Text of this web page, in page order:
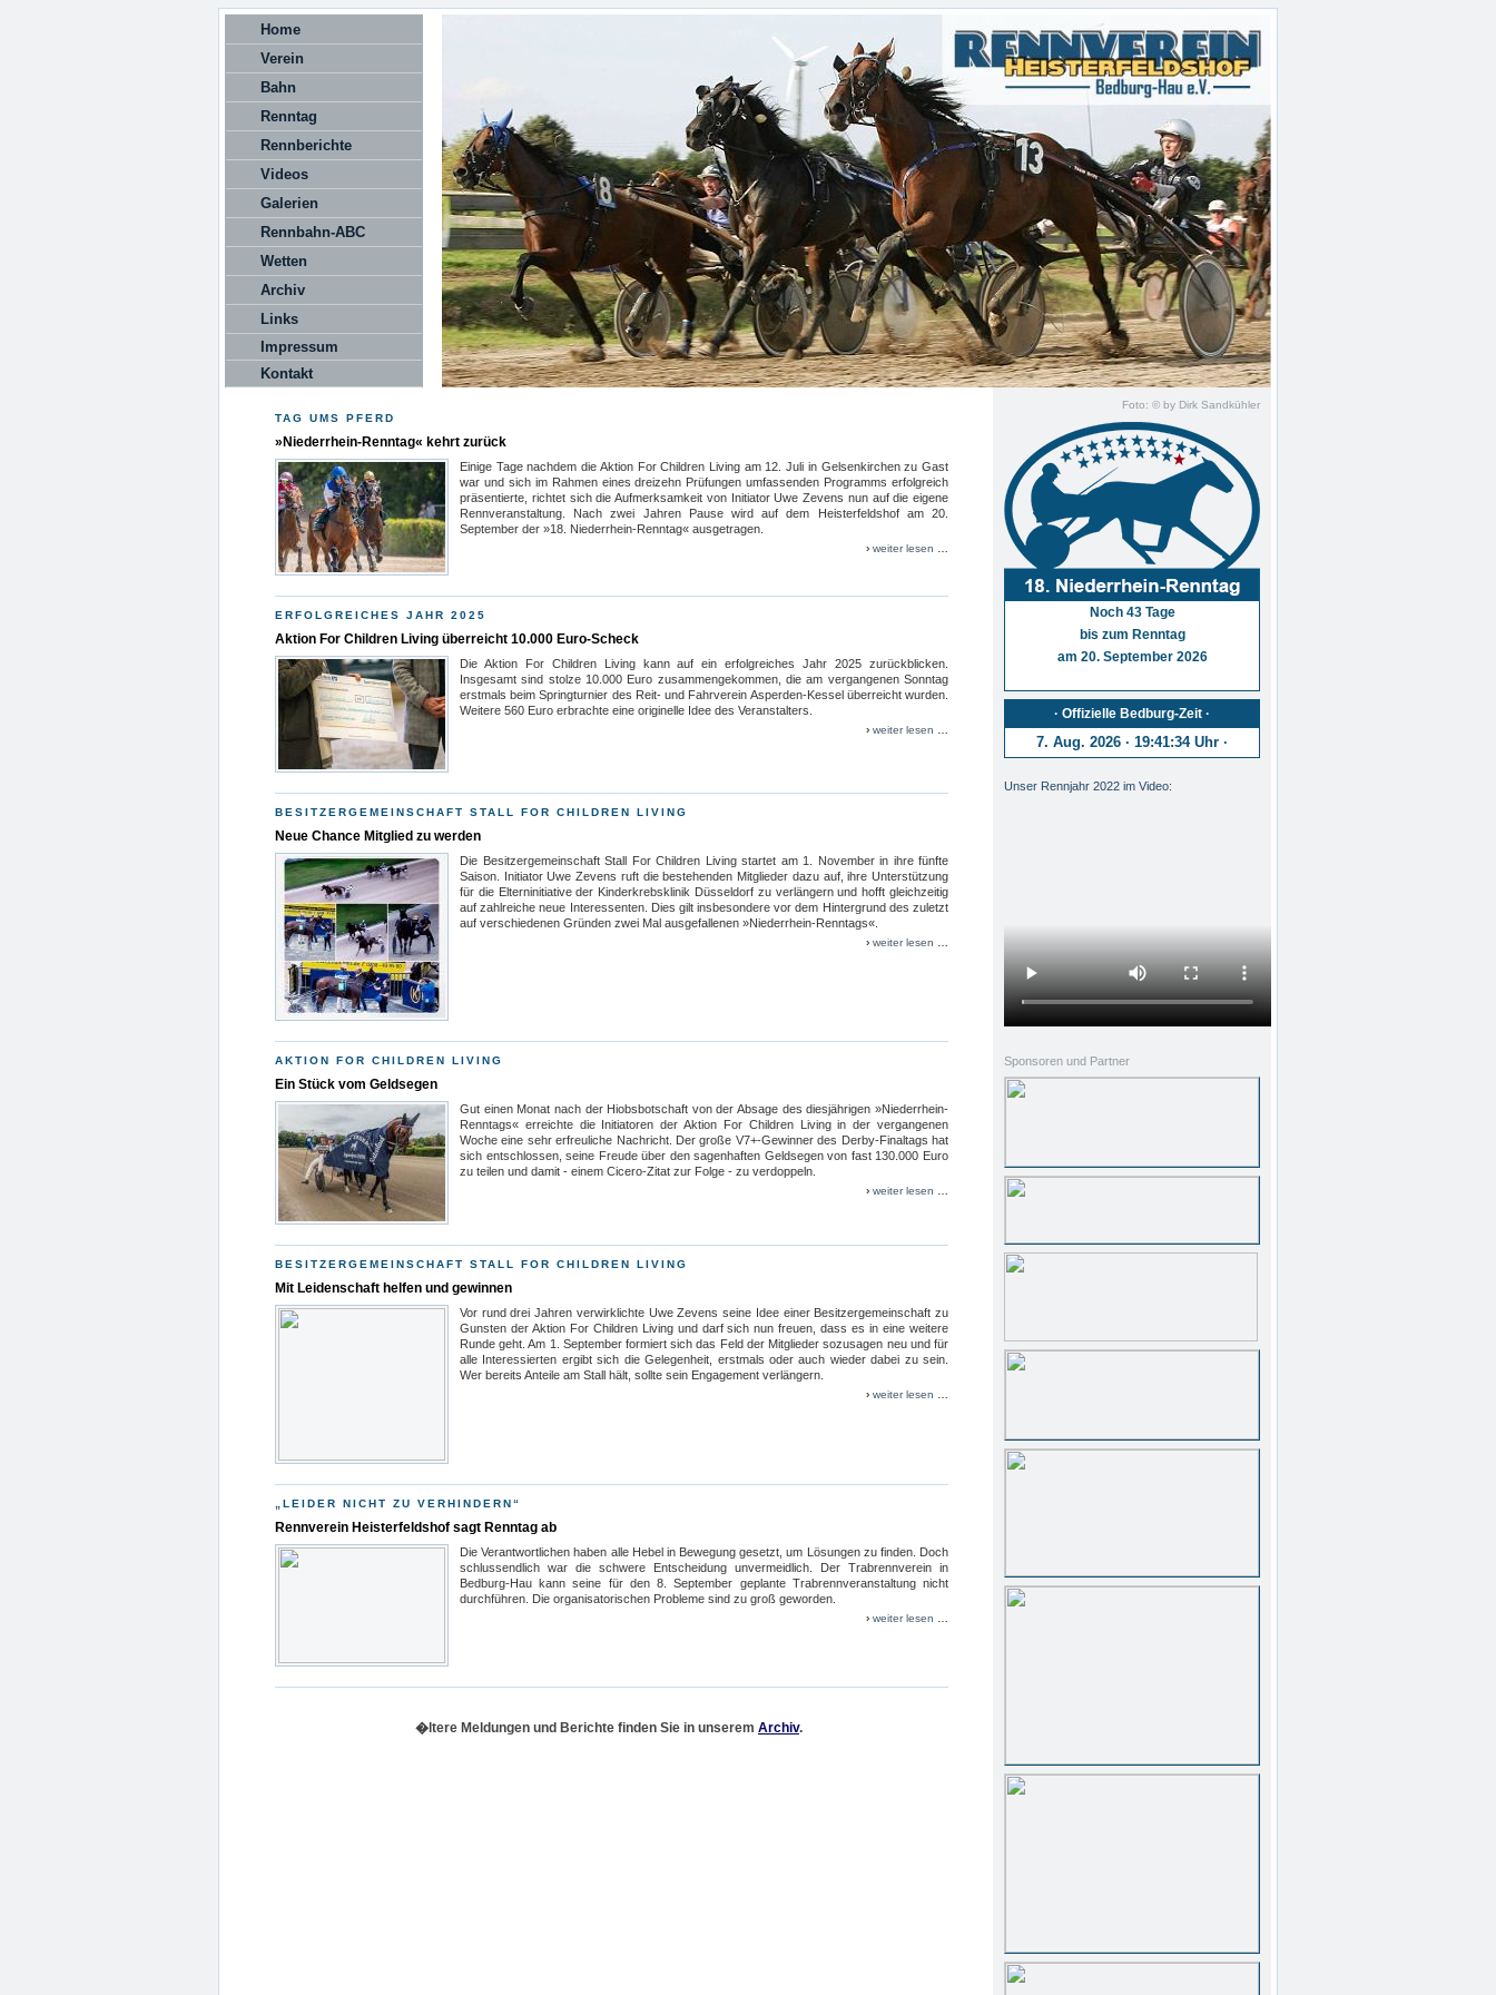
Home
Verein
Bahn
Renntag
Rennberichte
Videos
Galerien
Rennbahn-ABC
Wetten
Archiv
Links
Impressum
Kontakt
TAG UMS PFERD
»Niederrhein-Renntag« kehrt zurück
Einige Tage nachdem die Aktion For Children Living am 12. Juli in Gelsenkirchen zu Gast
war und sich im Rahmen eines dreizehn Prüfungen umfassenden Programms erfolgreich
präsentierte, richtet sich die Aufmerksamkeit von Initiator Uwe Zevens nun auf die eigene
Rennveranstaltung. Nach zwei Jahren Pause wird auf dem Heisterfeldshof am 20.
September der »18. Niederrhein-Renntag« ausgetragen.
› weiter lesen
ERFOLGREICHES JAHR 2025
Aktion For Children Living überreicht 10.000 Euro-Scheck
Die Aktion For Children Living kann auf ein erfolgreiches Jahr 2025 zurückblicken.
Insgesamt sind stolze 10.000 Euro zusammengekommen, die am vergangenen Sonntag
erstmals beim Springturnier des Reit- und Fahrverein Asperden-Kessel überreicht wurden.
Weitere 560 Euro erbrachte eine originelle Idee des Veranstalters.
› weiter lesen
BESITZERGEMEINSCHAFT STALL FOR CHILDREN LIVING
Neue Chance Mitglied zu werden
Die Besitzergemeinschaft Stall For Children Living startet am 1. November in ihre fünfte
Saison. Initiator Uwe Zevens ruft die bestehenden Mitglieder dazu auf, ihre Unterstützung
für die Elterninitiative der Kinderkrebsklinik Düsseldorf zu verlängern und hofft gleichzeitig
auf zahlreiche neue Interessenten. Dies gilt insbesondere vor dem Hintergrund des zuletzt
auf verschiedenen Gründen zwei Mal ausgefallenen »Niederrhein-Renntags«.
› weiter lesen
AKTION FOR CHILDREN LIVING
Ein Stück vom Geldsegen
Gut einen Monat nach der Hiobsbotschaft von der Absage des diesjährigen »Niederrhein-
Renntags« erreichte die Initiatoren der Aktion For Children Living in der vergangenen
Woche eine sehr erfreuliche Nachricht. Der große V7+-Gewinner des Derby-Finaltags hat
sich entschlossen, seine Freude über den sagenhaften Geldsegen von fast 130.000 Euro
zu teilen und damit - einem Cicero-Zitat zur Folge - zu verdoppeln.
› weiter lesen
BESITZERGEMEINSCHAFT STALL FOR CHILDREN LIVING
Mit Leidenschaft helfen und gewinnen
Vor rund drei Jahren verwirklichte Uwe Zevens seine Idee einer Besitzergemeinschaft zu
Gunsten der Aktion For Children Living und darf sich nun freuen, dass es in eine weitere
Runde geht. Am 1. September formiert sich das Feld der Mitglieder sozusagen neu und für
alle Interessierten ergibt sich die Gelegenheit, erstmals oder auch wieder dabei zu sein.
Wer bereits Anteile am Stall hält, sollte sein Engagement verlängern.
› weiter lesen
„LEIDER NICHT ZU VERHINDERN“
Rennverein Heisterfeldshof sagt Renntag ab
Die Verantwortlichen haben alle Hebel in Bewegung gesetzt, um Lösungen zu finden. Doch
schlussendlich war die schwere Entscheidung unvermeidlich. Der Trabrennverein in
Bedburg-Hau kann seine für den 8. September geplante Trabrennveranstaltung nicht
durchführen. Die organisatorischen Probleme sind zu groß geworden.
› weiter lesen
�ltere Meldungen und Berichte finden Sie in unserem Archiv.
Foto: © by Dirk Sandkühler
Noch 43 Tage
bis zum Renntag
am 20. September 2026
· Offizielle Bedburg-Zeit ·
7. Aug. 2026 · 19:41:35 Uhr ·
Unser Rennjahr 2022 im Video:
Sponsoren und Partner